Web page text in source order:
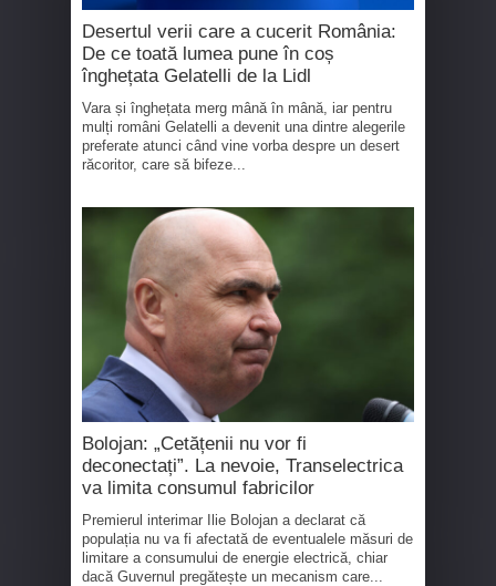
Desertul verii care a cucerit România:
De ce toată lumea pune în coș
înghețata Gelatelli de la Lidl
Vara și înghețata merg mână în mână, iar pentru
mulți români Gelatelli a devenit una dintre alegerile
preferate atunci când vine vorba despre un desert
răcoritor, care să bifeze...
Bolojan: „Cetățenii nu vor fi
deconectați”. La nevoie, Transelectrica
va limita consumul fabricilor
Premierul interimar Ilie Bolojan a declarat că
populația nu va fi afectată de eventualele măsuri de
limitare a consumului de energie electrică, chiar
dacă Guvernul pregătește un mecanism care...